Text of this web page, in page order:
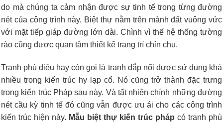
do mà chúng ta cảm nhận được sự tinh tế trong từng đường
nét của công trình này. Biệt thự nằm trên mảnh đất vuông vức
với mặt tiếp giáp đường lớn dài. Chình vì thế hệ thống tường
rào cũng được quan tâm thiết kế trang trí chỉn chu.
Tranh phù điêu hay còn gọi là tranh đắp nổi được sử dụng khá
nhiều trong kiến trúc hy lạp cổ. Nó cũng trở thành đặc trưng
trong kiến trúc Pháp sau này. Và tất nhiên chính những đường
nét cầu kỳ tinh tế đó cũng vẫn được ưu ái cho các công trình
kiến trúc hiện này. Mẫu biệt thự kiến trúc pháp có tranh phù